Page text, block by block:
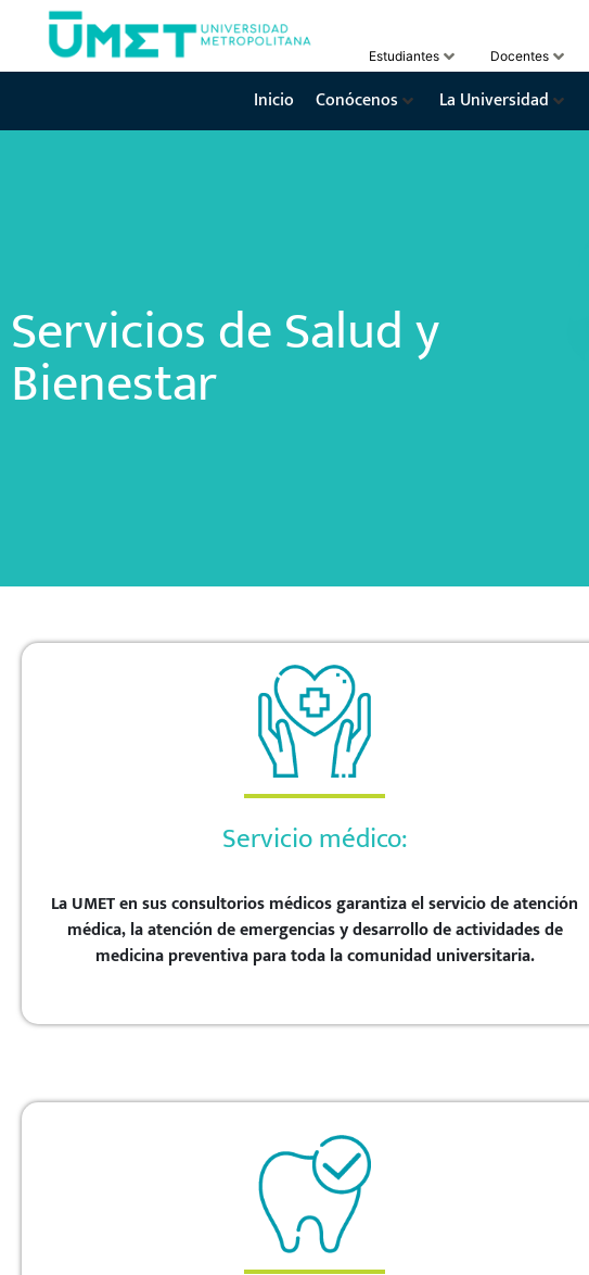
Estudiantes Docentes
Inicio
Conócenos La Universidad
Servicios de Salud y
Bienestar
Servicio médico:
La UMET en sus consultorios médicos garantiza el servicio de atención
médica, la atención de emergencias y desarrollo de actividades de
medicina preventiva para toda la comunidad universitaria.